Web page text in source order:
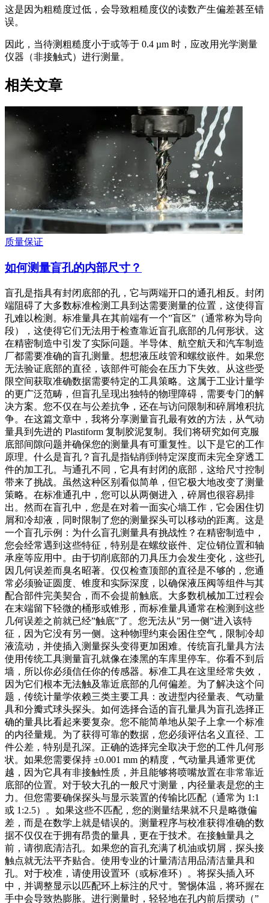
这是因为粗糙度过低，会导致粗糙度仪的读数产生偏差甚至错
误。
因此，当待测粗糙度小于或等于 0.4 µm 时，应改用光学测量
仪器（非接触式）进行测量。
相关文章
质量保证
如何测量盲孔的内部尺寸？
盲孔是指具有封闭底部的孔，它与两端开口的通孔相反。封闭
端阻碍了大多数标准检测工具到达需要测量的位置，这使得盲
孔难以检测。标准量具在其前端有一个”盲区”（通常称为导向
段），这使得它们无法用于检查靠近盲孔底部的几何形状。这
在精密制造中引发了实际问题。半导体、航空航天和汽车制造
厂都需要准确的盲孔测量。想想液压歧管和螺纹嵌件。如果您
无法验证底部的直径，该部件可能会在压力下失效。从这些受
限空间获取准确数据需要特定的工具策略。这属于工业计量学
的更广泛范畴，但盲孔呈现出独特的物理障碍，需要专门的解
决方案。您不仅在与公差抗争，还在与访问限制和碎屑堆积抗
争。在这篇文章中，我将分享测量盲孔最有效的方法，从气动
量具到先进的 Plastiform 复制胶泥复制。我们将研究如何克服
底部间隙问题并确保您的测量具有可重复性。以下是它的工作
原理。什么是盲孔？盲孔是指钻削到特定深度而未完全穿透工
件的加工孔。与通孔不同，它具有封闭的底部，这给尺寸控制
带来了挑战。虽然这种区别看似简单，但它极大地改变了测量
策略。在标准通孔中，您可以从两侧进入，碎屑也很容易排
出。然而在盲孔中，您是在对着一面实心墙工作，它会困住切
屑和冷却液，同时限制了您的测量探头可以移动的距离。这是
一个盲孔示例：为什么盲孔测量具有挑战性？在精密制造中，
您会经常遇到这些特征，特别是在螺纹嵌件、定位销位置和轴
承座等应用中。由于切削底部的刀具压力会发生变化，这些孔
因几何误差而臭名昭著。仅仅检查顶部的直径是不够的，您通
常必须验证圆度、锥度和实际深度，以确保液压阀等组件与其
配合部件完美契合，而不会提前触底。大多数机械加工过程会
在末端留下轻微的桶形或锥形，而标准量具通常在检测到这些
几何误差之前就已经”触底”了。您无法从”另一侧”进入该特
征，因为它没有另一侧。这种物理约束会困住空气，限制冷却
液流动，并使插入测量探头变得更加困难。传统盲孔量具方法
使用传统工具测量盲孔就像在漆黑的车库里停车。你看不到后
墙，所以你必须信任你的传感器。标准工具在这里经常失效，
因为它们根本无法触及靠近底部的几何偏差。为了解决这个问
题，传统计量学依赖三类主要工具：改进型内径量表、气动量
具和分瓣式球头探头。如何选择合适的盲孔量具为盲孔选择正
确的量具比看起来要复杂。您不能简单地从架子上拿一个标准
的内径量规。为了获得可靠的数据，您必须评估名义直径、工
件公差，特别是孔深。正确的选择完全取决于您的工件几何形
状。如果您需要保持 ±0.001 mm 的精度，气动量具通常更优
越，因为它具有非接触性质，并且能够将喷嘴放置在非常靠近
底部的位置。对于较大孔的一般尺寸测量，内径量表是您的主
力。但您需要确保探头与显示装置的传输比匹配（通常为 1:1
或 1:2.5）。如果这些不匹配，您的测量结果就不只是略微偏
差，而是在数学上就是错误的。测量程序与校准获得准确的数
据不仅仅在于拥有昂贵的量具，更在于技术。在接触量具之
前，请彻底清洁孔。如果您的盲孔充满了机油或切屑，探头接
触点就无法平齐贴合。使用专业的计量清洁用品清洁量具和
孔。对于校准，请使用设置环（或标准环）。将探头插入环
中，并调整显示以匹配环上标注的尺寸。警惕体温，将环握在
手中会导致热膨胀。进行测量时，轻轻地在孔内前后摆动（”